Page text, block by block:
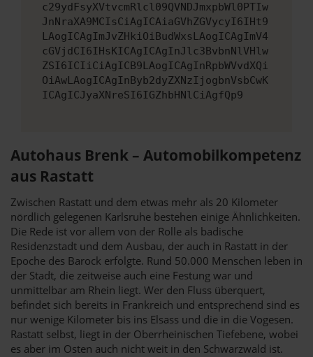
c29ydFsyXVtvcmRlcl09QVNDJmxpbWl0PTIw
JnNraXA9MCIsCiAgICAiaGVhZGVycyI6IHt9
LAogICAgImJvZHkiOiBudWxsLAogICAgImV4
cGVjdCI6IHsKICAgICAgInJlc3BvbnNlVHlw
ZSI6ICIiCiAgICB9LAogICAgInRpbWVvdXQi
OiAwLAogICAgInByb2dyZXNzIjogbnVsbCwK
ICAgICJyaXNreSI6IGZhbHNlCiAgfQp9
Autohaus Brenk – Automobilkompetenz
aus Rastatt
Zwischen Rastatt und dem etwas mehr als 20 Kilometer
nördlich gelegenen Karlsruhe bestehen einige Ähnlichkeiten.
Die Rede ist vor allem von der Rolle als badische
Residenzstadt und dem Ausbau, der auch in Rastatt in der
Epoche des Barock erfolgte. Rund 50.000 Menschen leben in
der Stadt, die zeitweise auch eine Festung war und
unmittelbar am Rhein liegt. Wer den Fluss überquert,
befindet sich bereits in Frankreich und entsprechend sind es
nur wenige Kilometer bis ins Elsass und die in die Vogesen.
Rastatt selbst, liegt in der Oberrheinischen Tiefebene, wobei
es aber im Osten auch nicht weit in den Schwarzwald ist.